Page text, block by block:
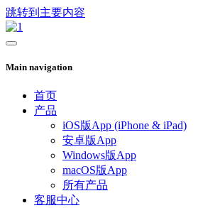
跳转到主要内容
Main navigation
首页
产品
iOS版App (iPhone & iPad)
安卓版App
Windows版App
macOS版App
所有产品
客服中心